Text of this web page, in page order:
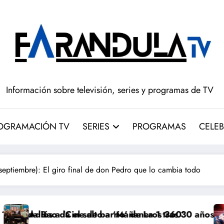
Información sobre televisión, series y programas de TV
TV SERIES PROGRAMAS
El giro final de don Pedro que lo cambia todo
a ‘Mañaneros 360’
barrio’ de La 1 tras 30 años: RTVE cambia su gran
‘Más que